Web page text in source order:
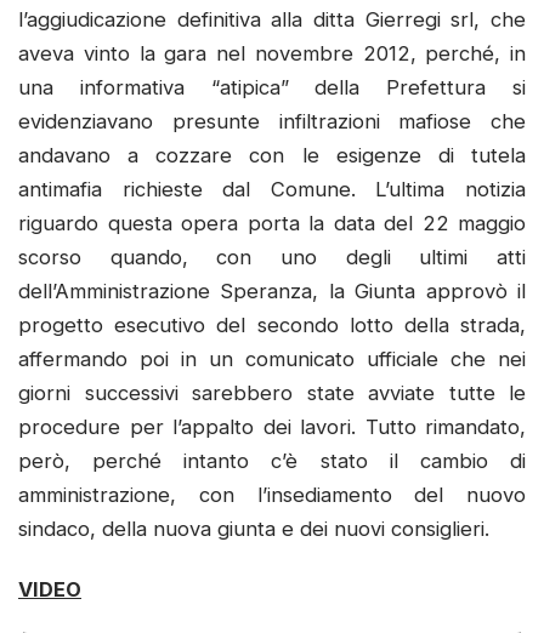
l’aggiudicazione definitiva alla ditta Gierregi srl, che
aveva vinto la gara nel novembre 2012, perché, in
una informativa “atipica” della Prefettura si
evidenziavano presunte infiltrazioni mafiose che
andavano a cozzare con le esigenze di tutela
antimafia richieste dal Comune. L’ultima notizia
riguardo questa opera porta la data del 22 maggio
scorso quando, con uno degli ultimi atti
dell’Amministrazione Speranza, la Giunta approvò il
progetto esecutivo del secondo lotto della strada,
affermando poi in un comunicato ufficiale che nei
giorni successivi sarebbero state avviate tutte le
procedure per l’appalto dei lavori. Tutto rimandato,
però, perché intanto c’è stato il cambio di
amministrazione, con l’insediamento del nuovo
sindaco, della nuova giunta e dei nuovi consiglieri.
VIDEO